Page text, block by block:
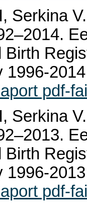
Serkina
Birth
pdf-
Serkina
Birth
pdf-